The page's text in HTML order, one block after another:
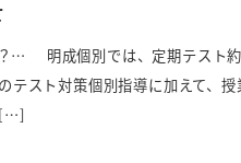
… 明成個別では、定期テスト約
テスト対策個別指導に加えて、
[…]